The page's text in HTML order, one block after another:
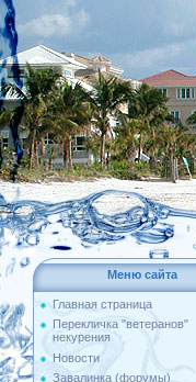
Меню сайта
Главная страница
Перекличка "ветеранов"
некурения
Новости
Завалинка (форумы)